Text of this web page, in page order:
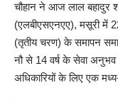
चौहान ने आज लाल बहादुर
(एलबीएसएनएए), मसूरी में
(तृतीय चरण) के समापन
नौ से 14 वर्ष के सेवा
अधिकारियों के लिए एक